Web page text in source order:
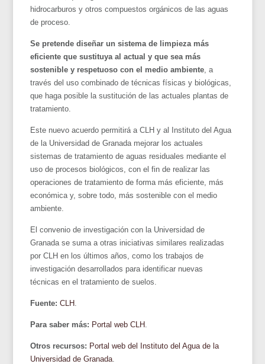
hidrocarburos y otros compuestos orgánicos de las aguas
de proceso.
Se pretende diseñar un sistema de limpieza más
eficiente que sustituya al actual y que sea más
sostenible y respetuoso con el medio ambiente , a
través del uso combinado de técnicas físicas y biológicas,
que haga posible la sustitución de las actuales plantas de
tratamiento.
Este nuevo acuerdo permitirá a CLH y al Instituto del Agua
de la Universidad de Granada mejorar los actuales
sistemas de tratamiento de aguas residuales mediante el
uso de procesos biológicos, con el fin de realizar las
operaciones de tratamiento de forma más eficiente, más
económica y, sobre todo, más sostenible con el medio
ambiente.
El convenio de investigación con la Universidad de
Granada se suma a otras iniciativas similares realizadas
por CLH en los últimos años, como los trabajos de
investigación desarrollados para identificar nuevas
técnicas en el tratamiento de suelos.
Fuente: CLH
Para saber más: Portal web CLH
Otros recursos: Portal web del Instituto del Agua de la
Universidad de Granada